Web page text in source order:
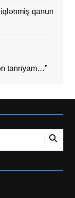
qanun
tanrıyam…”